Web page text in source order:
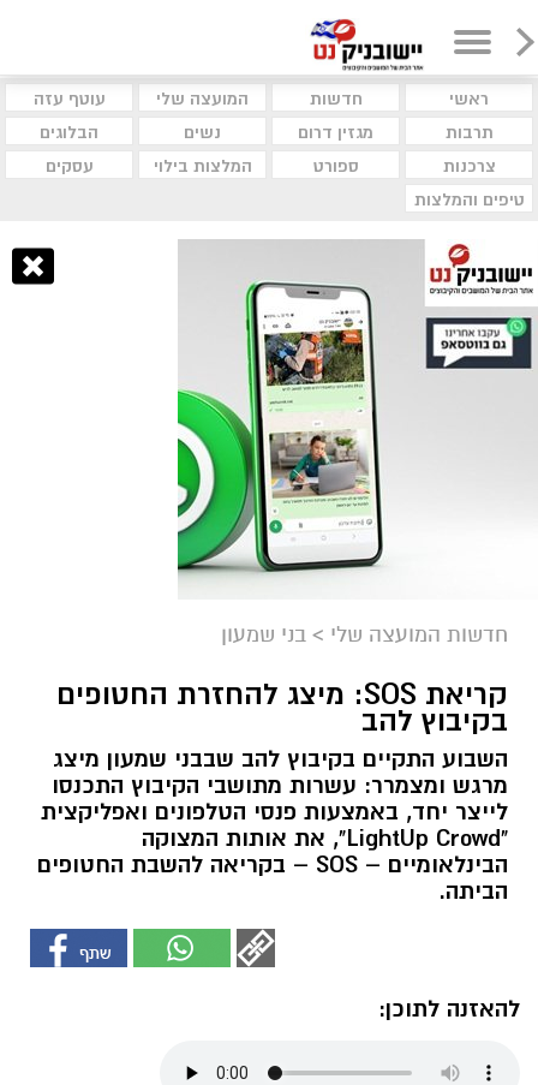
ראשי חדשות המועצה שלי
עוטף עזה
תרבות
מגזין דרום נשים
הבלוגים
צרכנות
ספורט המלצות בילוי
עסקים
טיפים והמלצות
חדשות המועצה שלי > בני שמעון
קריאת SOS: מיצג להחזרת החטופים
בקיבוץ להב
השבוע התקיים בקיבוץ להב שבבני שמעון מיצג
מרגש ומצמרר: עשרות מתושבי הקיבוץ התכנסו
לייצר יחד, באמצעות פנסי הטלפונים ואפליקצית
"LightUp Crowd", את אותות המצוקה
הבינלאומיים – SOS – בקריאה להשבת החטופים
הביתה.
להאזנה לתוכן: